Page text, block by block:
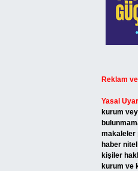
Reklam
Yasal
kurum
makaleler
haber
kişiler
kurum ve